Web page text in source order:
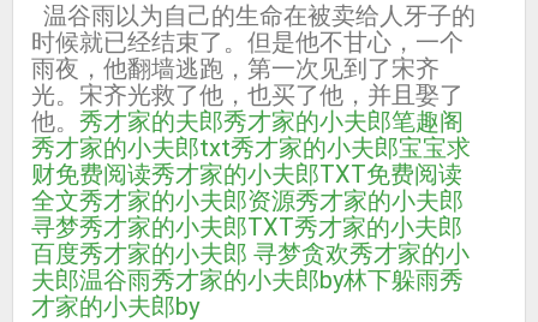
温谷雨以为自己的生命在被卖给人牙子的
时候就已经结束了。但是他不甘心，一个
雨夜，他翻墙逃跑，第一次见到了宋齐
光。宋齐光救了他，也买了他，并且娶了
他。 秀才家的夫郎秀才家的小夫郎笔趣阁
秀才家的小夫郎txt秀才家的小夫郎宝宝求
财免费阅读秀才家的小夫郎TXT免费阅读
全文秀才家的小夫郎资源秀才家的小夫郎
寻梦秀才家的小夫郎TXT秀才家的小夫郎
百度秀才家的小夫郎 寻梦贪欢秀才家的小
夫郎温谷雨秀才家的小夫郎by林下躲雨秀
才家的小夫郎by